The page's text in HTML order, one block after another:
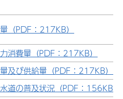
（PDF：217KB）
消費量（PDF：217KB）
及び供給量（PDF：217KB）
道の普及状況（PDF：156KB）